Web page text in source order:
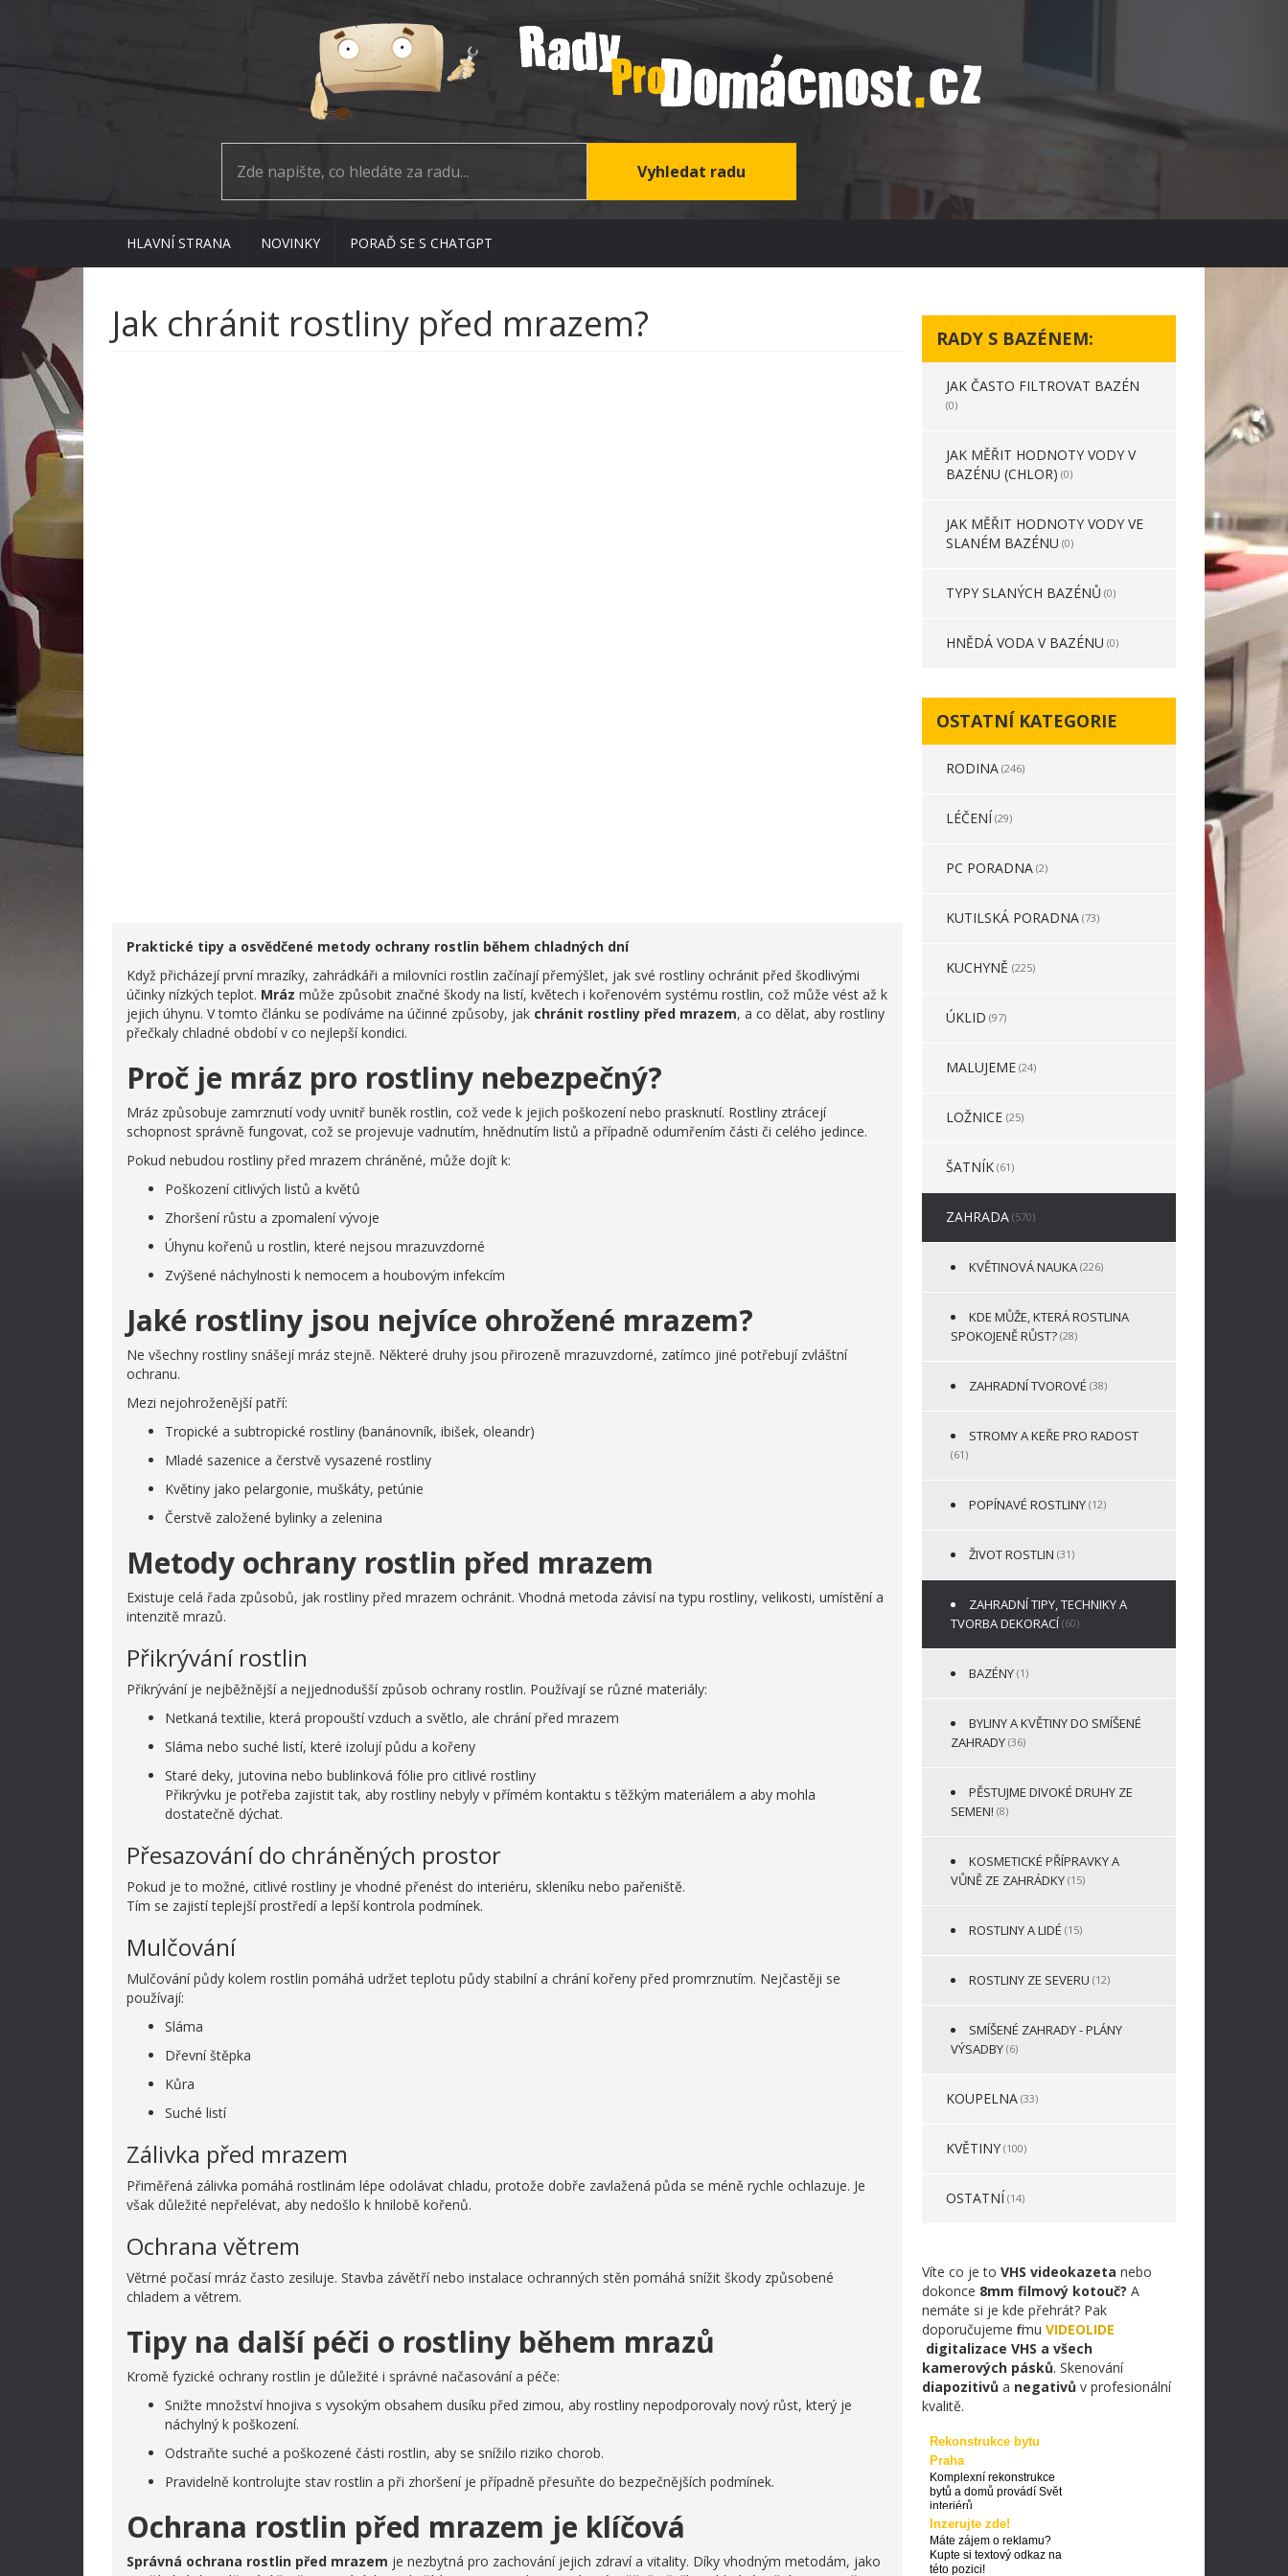
HLAVNÍ STRANA NOVINKY PORAĎ SE S CHATGPT
Jak chránit rostliny před mrazem?
Praktické tipy a osvědčené metody ochrany rostlin během chladných dní
Když přicházejí první mrazíky, zahrádkáři a milovníci rostlin začínají přemýšlet, jak své rostliny ochránit před škodlivými
účinky nízkých teplot. Mráz může způsobit značné škody na listí, květech i kořenovém systému rostlin, což může vést až k
jejich úhynu. V tomto článku se podíváme na účinné způsoby, jak chránit rostliny před mrazem, a co dělat, aby rostliny
přečkaly chladné období v co nejlepší kondici.
Proč je mráz pro rostliny nebezpečný?
Mráz způsobuje zamrznutí vody uvnitř buněk rostlin, což vede k jejich poškození nebo prasknutí. Rostliny ztrácejí
schopnost správně fungovat, což se projevuje vadnutím, hnědnutím listů a případně odumřením části či celého jedince.
Pokud nebudou rostliny před mrazem chráněné, může dojít k:
Poškození citlivých listů a květů
Zhoršení růstu a zpomalení vývoje
Úhynu kořenů u rostlin, které nejsou mrazuvzdorné
Zvýšené náchylnosti k nemocem a houbovým infekcím
Jaké rostliny jsou nejvíce ohrožené mrazem?
Ne všechny rostliny snášejí mráz stejně. Některé druhy jsou přirozeně mrazuvzdorné, zatímco jiné potřebují zvláštní
ochranu.
Mezi nejohroženější patří:
Tropické a subtropické rostliny (banánovník, ibišek, oleandr)
Mladé sazenice a čerstvě vysazené rostliny
Květiny jako pelargonie, muškáty, petúnie
Čerstvě založené bylinky a zelenina
Metody ochrany rostlin před mrazem
Existuje celá řada způsobů, jak rostliny před mrazem ochránit. Vhodná metoda závisí na typu rostliny, velikosti, umístění a
intenzitě mrazů.
Přikrývání rostlin
Přikrývání je nejběžnější a nejjednodušší způsob ochrany rostlin. Používají se různé materiály:
Netkaná textilie, která propouští vzduch a světlo, ale chrání před mrazem
Sláma nebo suché listí, které izolují půdu a kořeny
Staré deky, jutovina nebo bublinková fólie pro citlivé rostliny
Přikrývku je potřeba zajistit tak, aby rostliny nebyly v přímém kontaktu s těžkým materiálem a aby mohla
dostatečně dýchat.
Přesazování do chráněných prostor
Pokud je to možné, citlivé rostliny je vhodné přenést do interiéru, skleníku nebo pařeniště.
Tím se zajistí teplejší prostředí a lepší kontrola podmínek.
Mulčování
Mulčování půdy kolem rostlin pomáhá udržet teplotu půdy stabilní a chrání kořeny před promrznutím. Nejčastěji se
používají:
Sláma
Dřevní štěpka
Kůra
Suché listí
Zálivka před mrazem
Přiměřená zálivka pomáhá rostlinám lépe odolávat chladu, protože dobře zavlažená půda se méně rychle ochlazuje. Je
však důležité nepřelévat, aby nedošlo k hnilobě kořenů.
Ochrana větrem
Větrné počasí mráz často zesiluje. Stavba závětří nebo instalace ochranných stěn pomáhá snížit škody způsobené
chladem a větrem.
Tipy na další péči o rostliny během mrazů
Kromě fyzické ochrany rostlin je důležité i správné načasování a péče:
Snižte množství hnojiva s vysokým obsahem dusíku před zimou, aby rostliny nepodporovaly nový růst, který je
náchylný k poškození.
Odstraňte suché a poškozené části rostlin, aby se snížilo riziko chorob.
Pravidelně kontrolujte stav rostlin a při zhoršení je případně přesuňte do bezpečnějších podmínek.
Ochrana rostlin před mrazem je klíčová
Správná ochrana rostlin před mrazem je nezbytná pro zachování jejich zdraví a vitality. Díky vhodným metodám, jako
RADY S BAZÉNEM:
JAK ČASTO FILTROVAT BAZÉN
(0)
JAK MĚŘIT HODNOTY VODY V
BAZÉNU (CHLOR) (0)
JAK MĚŘIT HODNOTY VODY VE
SLANÉM BAZÉNU (0)
TYPY SLANÝCH BAZÉNŮ (0)
HNĚDÁ VODA V BAZÉNU (0)
OSTATNÍ KATEGORIE
RODINA (246)
LÉČENÍ (29)
PC PORADNA (2)
KUTILSKÁ PORADNA (73)
KUCHYNĚ (225)
ÚKLID (97)
MALUJEME (24)
LOŽNICE (25)
ŠATNÍK (61)
ZAHRADA (570)
KVĚTINOVÁ NAUKA (226)
KDE MŮŽE, KTERÁ ROSTLINA
SPOKOJENĚ RŮST? (28)
ZAHRADNÍ TVOROVÉ (38)
STROMY A KEŘE PRO RADOST
(61)
POPÍNAVÉ ROSTLINY (12)
ŽIVOT ROSTLIN (31)
ZAHRADNÍ TIPY, TECHNIKY A
TVORBA DEKORACÍ (60)
BAZÉNY (1)
BYLINY A KVĚTINY DO SMÍŠENÉ
ZAHRADY (36)
PĚSTUJME DIVOKÉ DRUHY ZE
SEMEN! (8)
KOSMETICKÉ PŘÍPRAVKY A
VŮNĚ ZE ZAHRÁDKY (15)
ROSTLINY A LIDÉ (15)
ROSTLINY ZE SEVERU (12)
SMÍŠENÉ ZAHRADY - PLÁNY
VÝSADBY (6)
KOUPELNA (33)
KVĚTINY (100)
OSTATNÍ (14)
Víte co je to VHS videokazeta nebo
dokonce 8mm filmový kotouč? A
nemáte si je kde přehrát? Pak
doporučujeme firmu VIDEOLIDE
digitalizace VHS a všech
kamerových pásků. Skenování
diapozitivů a negativů v profesionální
kvalitě.
Rekonstrukce bytu
Praha
Komplexní rekonstrukce
bytů a domů provádí Svět
interiérů
Inzerujte zde!
Máte zájem o reklamu?
Kupte si textový odkaz na
této pozici!